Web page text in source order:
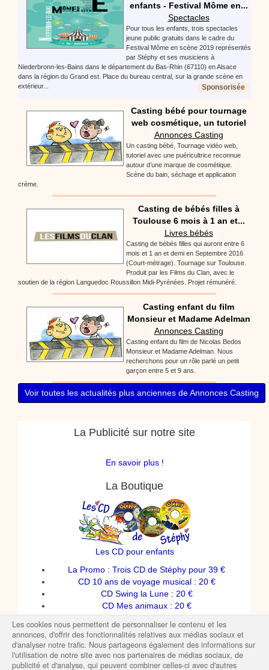
enfants - Festival Môme en...
Spectacles
Pour tous les enfants, trois spectacles
jeune public gratuits dans le cadre du
Festival Môme en scène 2019 représentés
par Stéphy et ses musiciens à
Niederbronn-les-Bains dans le département du Bas-Rhin (67110) en Alsace
dans la région du Grand est. Place du bureau central, sur la grande scène en
extérieur...
Sponsorisée
Casting bébé pour tournage
web cosmétique, un tutoriel
Annonces Casting
Un casting bébé, Tournage vidéo web,
tutoriel avec une puéricultrice reconnue
autour d’une marque de cosmétique.
Scène du bain, séchage et application
crème.
Casting de bébés filles à
Toulouse 6 mois à 1 an et...
Livres bébés
Casting de bébés filles qui auront entre 6
mois et 1 an et demi en Septembre 2016
(Court-métrage). Tournage sur Toulouse.
Produit par les Films du Clan, avec le
soutien de la région Languedoc Roussillon Midi-Pyrénées. Projet rémunéré.
Casting enfant du film
Monsieur et Madame Adelman
Annonces Casting
Casting enfant du film de Nicolas Bedos
Monsieur et Madame Adelman. Nous
recherchons pour un rôle parlé un petit
garçon entre 5 et 9 ans.
Voir toutes les actualités plus anciennes de Annonces Casting
La Publicité sur notre site
En savoir plus !
La Boutique
Les CD pour enfants
La Promo : Trois CD de Stéphy pour 39 €
CD 10 ans de voyage musical : 20 €
CD Swing la Lune : 20 €
CD Mes animaux : 20 €
Spectacles de Stéphy
T-shirts enfants
Les cookies nous permettent de personnaliser le contenu et les
annonces, d'offrir des fonctionnalités relatives aux médias sociaux et
d'analyser notre trafic. Nous partageons également des informations sur
l'utilisation de notre site avec nos partenaires de médias sociaux, de
publicité et d'analyse, qui peuvent combiner celles-ci avec d'autres